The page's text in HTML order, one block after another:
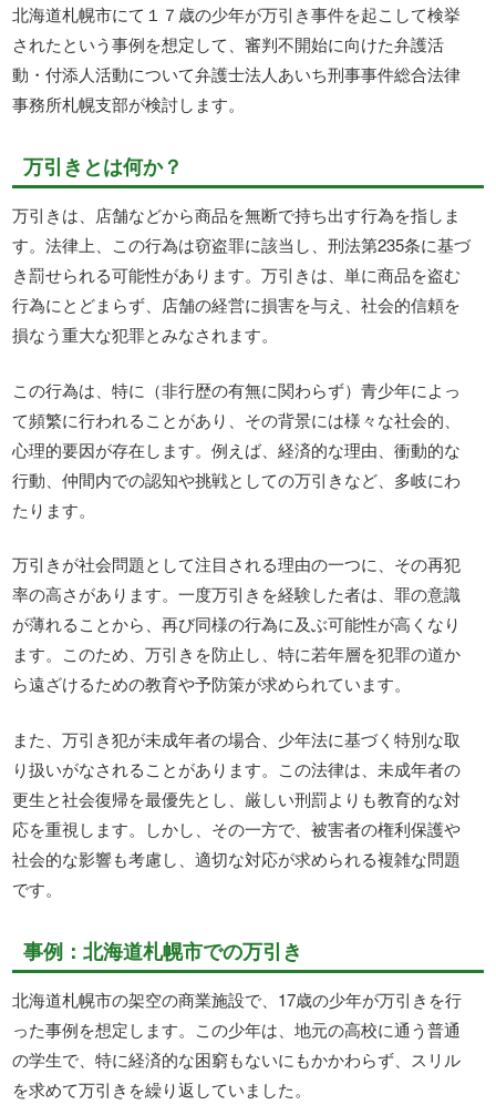
北海道札幌市にて１７歳の少年が万引き事件を起こして検挙
されたという事例を想定して、審判不開始に向けた弁護活
動・付添人活動について弁護士法人あいち刑事事件総合法律
事務所札幌支部が検討します。
万引きとは何か？
万引きは、店舗などから商品を無断で持ち出す行為を指しま
す。法律上、この行為は窃盗罪に該当し、刑法第235条に基づ
き罰せられる可能性があります。万引きは、単に商品を盗む
行為にとどまらず、店舗の経営に損害を与え、社会的信頼を
損なう重大な犯罪とみなされます。
この行為は、特に（非行歴の有無に関わらず）青少年によっ
て頻繁に行われることがあり、その背景には様々な社会的、
心理的要因が存在します。例えば、経済的な理由、衝動的な
行動、仲間内での認知や挑戦としての万引きなど、多岐にわ
たります。
万引きが社会問題として注目される理由の一つに、その再犯
率の高さがあります。一度万引きを経験した者は、罪の意識
が薄れることから、再び同様の行為に及ぶ可能性が高くなり
ます。このため、万引きを防止し、特に若年層を犯罪の道か
ら遠ざけるための教育や予防策が求められています。
また、万引き犯が未成年者の場合、少年法に基づく特別な取
り扱いがなされることがあります。この法律は、未成年者の
更生と社会復帰を最優先とし、厳しい刑罰よりも教育的な対
応を重視します。しかし、その一方で、被害者の権利保護や
社会的な影響も考慮し、適切な対応が求められる複雑な問題
です。
事例：北海道札幌市での万引き
北海道札幌市の架空の商業施設で、17歳の少年が万引きを行
った事例を想定します。この少年は、地元の高校に通う普通
の学生で、特に経済的な困窮もないにもかかわらず、スリル
を求めて万引きを繰り返していました。